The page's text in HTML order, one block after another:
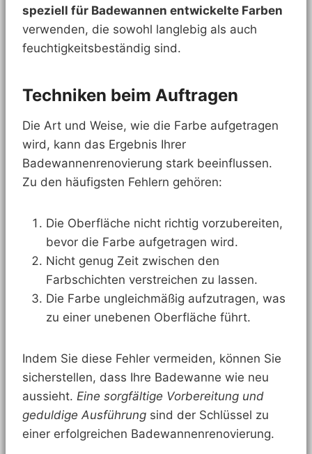
speziell für Badewannen entwickelte Farben
verwenden, die sowohl langlebig als auch
feuchtigkeitsbeständig sind.
Techniken beim Auftragen
Die Art und Weise, wie die Farbe aufgetragen
wird, kann das Ergebnis Ihrer
Badewannenrenovierung stark beeinflussen.
Zu den häufigsten Fehlern gehören:
Die Oberfläche nicht richtig vorzubereiten,
bevor die Farbe aufgetragen wird.
Nicht genug Zeit zwischen den
Farbschichten verstreichen zu lassen.
Die Farbe ungleichmäßig aufzutragen, was
zu einer unebenen Oberfläche führt.
Indem Sie diese Fehler vermeiden, können Sie
sicherstellen, dass Ihre Badewanne wie neu
aussieht. Eine sorgfältige Vorbereitung und
geduldige Ausführung sind der Schlüssel zu
einer erfolgreichen Badewannenrenovierung.